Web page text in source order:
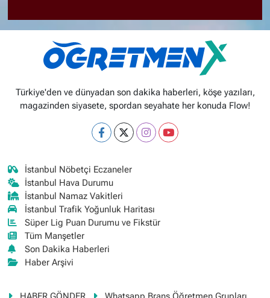
Türkiye'den ve dünyadan son dakika haberleri, köşe yazıları,
magazinden siyasete, spordan seyahate her konuda Flow!
İstanbul Nöbetçi Eczaneler
İstanbul Hava Durumu
İstanbul Namaz Vakitleri
İstanbul Trafik Yoğunluk Haritası
Süper Lig Puan Durumu ve Fikstür
Tüm Manşetler
Son Dakika Haberleri
Haber Arşivi